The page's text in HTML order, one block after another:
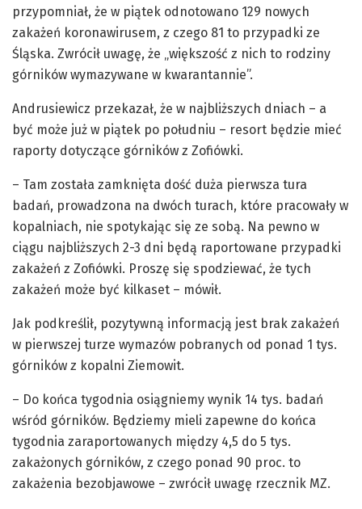
przypomniał, że w piątek odnotowano 129 nowych
zakażeń koronawirusem, z czego 81 to przypadki ze
Śląska. Zwrócił uwagę, że „większość z nich to rodziny
górników wymazywane w kwarantannie”.
Andrusiewicz przekazał, że w najbliższych dniach – a
być może już w piątek po południu – resort będzie mieć
raporty dotyczące górników z Zofiówki.
– Tam została zamknięta dość duża pierwsza tura
badań, prowadzona na dwóch turach, które pracowały w
kopalniach, nie spotykając się ze sobą. Na pewno w
ciągu najbliższych 2-3 dni będą raportowane przypadki
zakażeń z Zofiówki. Proszę się spodziewać, że tych
zakażeń może być kilkaset – mówił.
Jak podkreślił, pozytywną informacją jest brak zakażeń
w pierwszej turze wymazów pobranych od ponad 1 tys.
górników z kopalni Ziemowit.
– Do końca tygodnia osiągniemy wynik 14 tys. badań
wśród górników. Będziemy mieli zapewne do końca
tygodnia zaraportowanych między 4,5 do 5 tys.
zakażonych górników, z czego ponad 90 proc. to
zakażenia bezobjawowe – zwrócił uwagę rzecznik MZ.